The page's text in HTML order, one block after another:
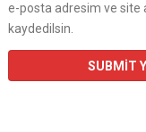
e-posta adresim ve site
kaydedilsin.